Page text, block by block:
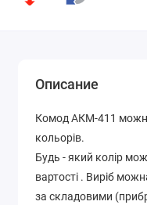
Описание
Комод АКМ-411
кольорів.
Будь - який колір
вартості . Виріб
за складовими